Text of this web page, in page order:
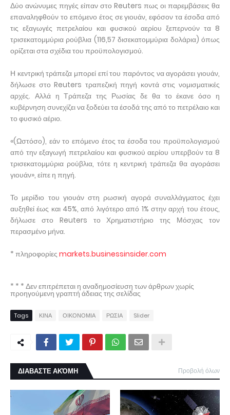
Δύο ανώνυμες πηγές είπαν στο Reuters πως οι παρεμβάσεις θα
επαναληφθούν το επόμενο έτος σε γιουάν, εφόσον τα έσοδα από
τις εξαγωγές πετρελαίου και φυσικού αερίου ξεπερνούν τα 8
τρισεκατομμύρια ρούβλια (116,57 δισεκατομμύρια δολάρια) όπως
ορίζεται στα σχέδια του προϋπολογισμού.
Η κεντρική τράπεζα μπορεί επί του παρόντος να αγοράσει γιουάν,
δήλωσε στο Reuters τραπεζική πηγή κοντά στις νομισματικές
αρχές. Αλλά η Τράπεζα της Ρωσίας δε θα το έκανε όσο η
κυβέρνηση συνεχίζει να ξοδεύει τα έσοδά της από το πετρέλαιο και
το φυσικό αέριο.
«(Ωστόσο), εάν το επόμενο έτος τα έσοδα του προϋπολογισμού
από την εξαγωγή πετρελαίου και φυσικού αερίου υπερβούν τα 8
τρισεκατομμύρια ρούβλια, τότε η κεντρική τράπεζα θα αγοράσει
γιουάν», είπε η πηγή.
Το μερίδιο του γιουάν στη ρωσική αγορά συναλλάγματος έχει
αυξηθεί έως και 45%, από λιγότερο από 1% στην αρχή του έτους,
δήλωσε στο Reuters το Χρηματιστήριο της Μόσχας τον
περασμένο μήνα.
* πληροφορίεςmarkets.businessinsider.com
* * * Δεν επιτρέπεται η αναδημοσίευση των άρθρων χωρίς
προηγούμενη γραπτή άδειας της σελίδας
Tags ΚΙΝΑ ΟΙΚΟΝΟΜΙΑ ΡΩΣΙΑ Slider
ΔΙΑΒΑΣΤΕ ΑΚΌΜΗ Προβολή όλων